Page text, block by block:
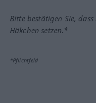
Bitte bestätigen Sie,
Häkchen setzen.*
*Pflichtfeld